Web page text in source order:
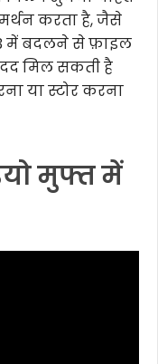
करता है, जैसे
में बदलने से फ़ाइल
मिल सकती है
या स्टोर करना
मुफ्त में